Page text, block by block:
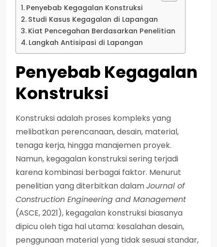
Penyebab Kegagalan Konstruksi
Studi Kasus Kegagalan di Lapangan
Kiat Pencegahan Berdasarkan Penelitian
Langkah Antisipasi di Lapangan
Penyebab Kegagalan
Konstruksi
Konstruksi adalah proses kompleks yang
melibatkan perencanaan, desain, material,
tenaga kerja, hingga manajemen proyek.
Namun, kegagalan konstruksi sering terjadi
karena kombinasi berbagai faktor. Menurut
penelitian yang diterbitkan dalamJournal of
Construction Engineering and Management
(ASCE, 2021), kegagalan konstruksi biasanya
dipicu oleh tiga hal utama: kesalahan desain,
penggunaan material yang tidak sesuai standar,